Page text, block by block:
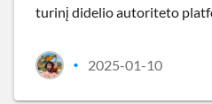
turinį didelio autoriteto
• 2025-01-10